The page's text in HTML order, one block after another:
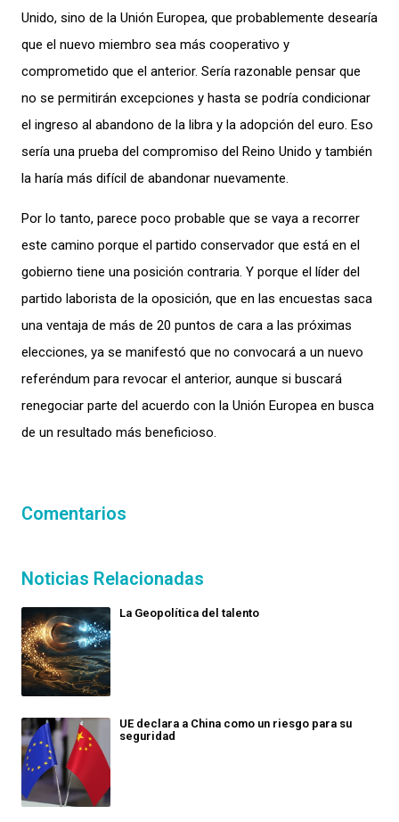
Unido, sino de la Unión Europea, que probablemente desearía
que el nuevo miembro sea más cooperativo y
comprometido que el anterior. Sería razonable pensar que
no se permitirán excepciones y hasta se podría condicionar
el ingreso al abandono de la libra y la adopción del euro. Eso
sería una prueba del compromiso del Reino Unido y también
la haría más difícil de abandonar nuevamente.
Por lo tanto, parece poco probable que se vaya a recorrer
este camino porque el partido conservador que está en el
gobierno tiene una posición contraria. Y porque el líder del
partido laborista de la oposición, que en las encuestas saca
una ventaja de más de 20 puntos de cara a las próximas
elecciones, ya se manifestó que no convocará a un nuevo
referéndum para revocar el anterior, aunque si buscará
renegociar parte del acuerdo con la Unión Europea en busca
de un resultado más beneficioso.
Comentarios
Noticias Relacionadas
La Geopolítica del talento
UE declara a China como un riesgo para su
seguridad